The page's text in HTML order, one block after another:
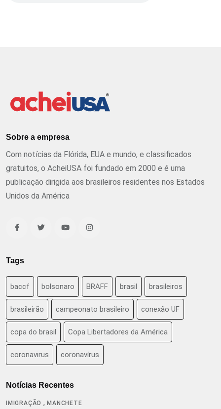
Sobre a empresa
Com notícias da Flórida, EUA e mundo, e classificados
gratuitos, o AcheiUSA foi fundado em 2000 e é uma
publicação dirigida aos brasileiros residentes nos Estados
Unidos da América
Tags
baccf bolsonaro BRAFF brasil brasileiros
brasileirão campeonato brasileiro conexão UF
copa do brasil Copa Libertadores da América
coronavirus coronavírus
Notícias Recentes
IMIGRAÇÃO ,MANCHETE